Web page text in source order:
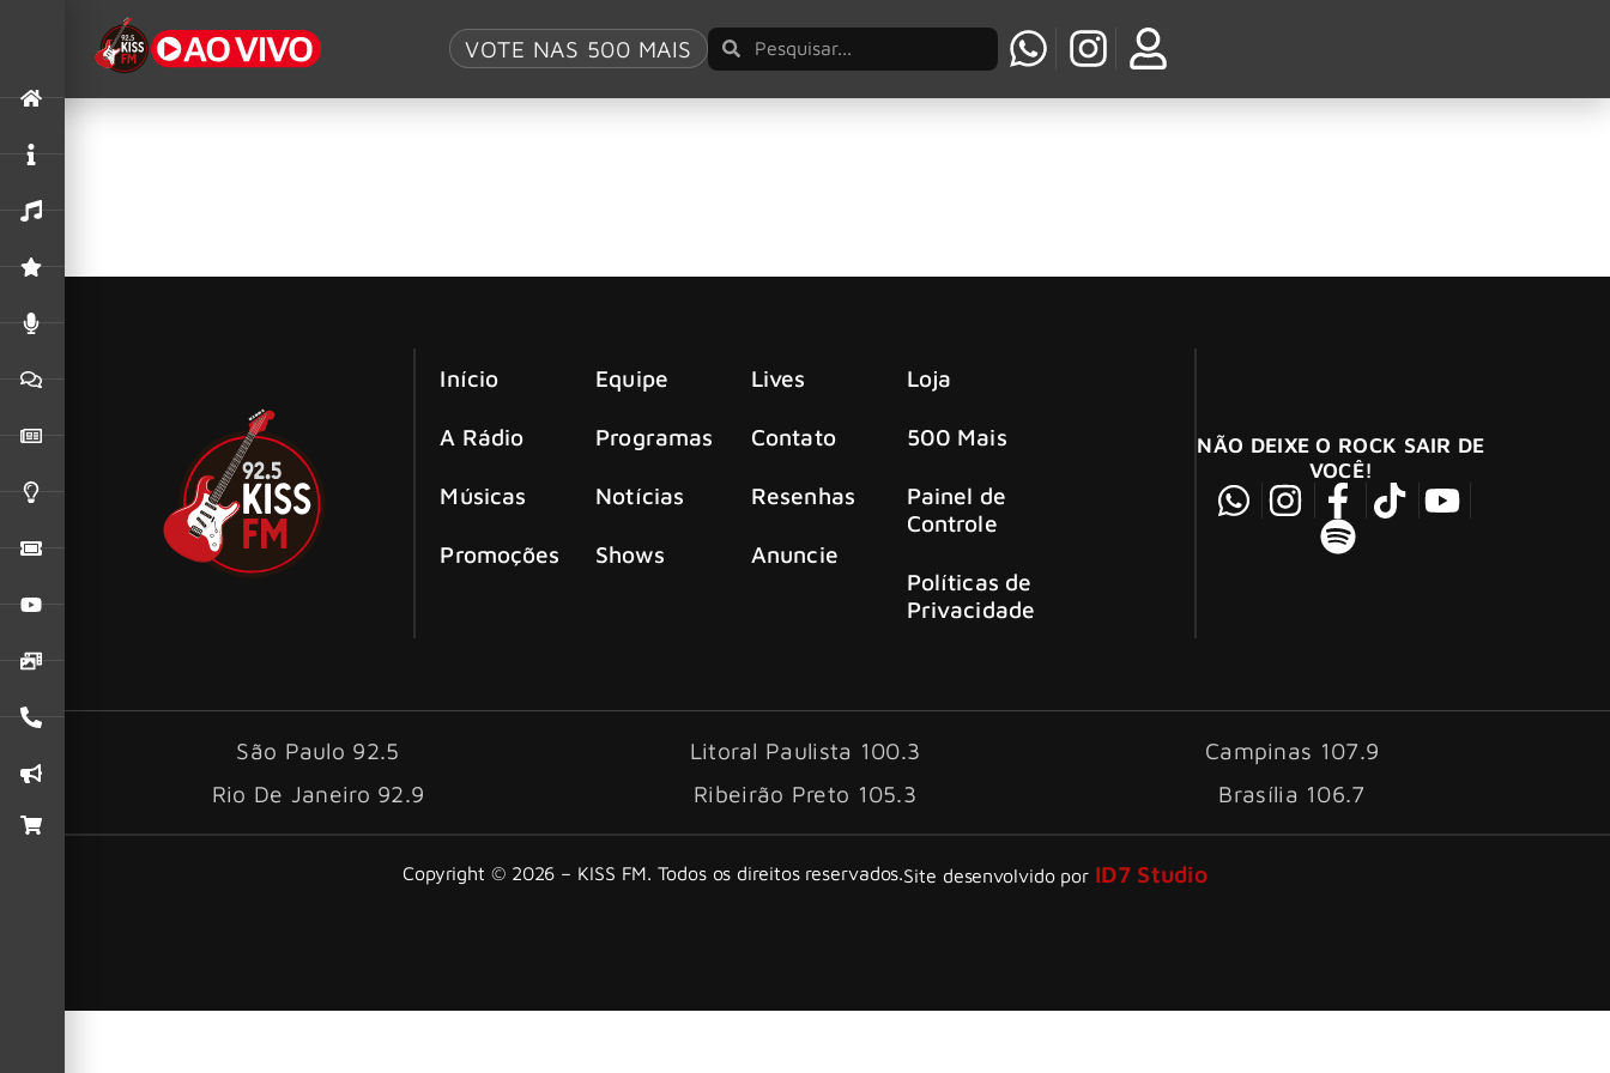
VOTE NAS 500 MAIS
Tag:Blitz
Início
A Rádio
Músicas
Promoções
Equipe
Programas
Notícias
Shows
Lives
Contato
Resenhas
Anuncie
Loja
500 Mais
Painel de
Controle
Políticas de
Privacidade
NÃO DEIXE O ROCK SAIR DE
VOCÊ!
São Paulo 92.5 Litoral Paulista 100.3
Campinas 107.9
Rio De Janeiro 92.9
Ribeirão Preto 105.3 Brasília 106.7
Copyright © 2026 – KISS FM. Todos os direitos reservados.Site desenvolvido por ID7 Studio